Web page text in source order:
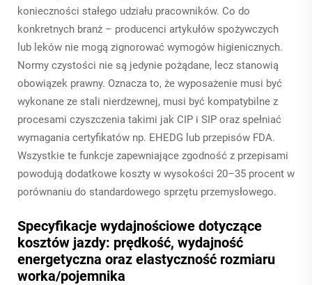
konieczności stałego udziału pracowników. Co do
konkretnych branż – producenci artykułów spożywczych
lub leków nie mogą zignorować wymogów higienicznych.
Normy czystości nie są jedynie pożądane, lecz stanowią
obowiązek prawny. Oznacza to, że wyposażenie musi być
wykonane ze stali nierdzewnej, musi być kompatybilne z
procesami czyszczenia takimi jak CIP i SIP oraz spełniać
wymagania certyfikatów np. EHEDG lub przepisów FDA.
Wszystkie te funkcje zapewniające zgodność z przepisami
powodują dodatkowe koszty w wysokości 20–35 procent w
porównaniu do standardowego sprzętu przemysłowego.
Specyfikacje wydajnościowe dotyczące
kosztów jazdy: prędkość, wydajność
energetyczna oraz elastyczność rozmiaru
worka/pojemnika